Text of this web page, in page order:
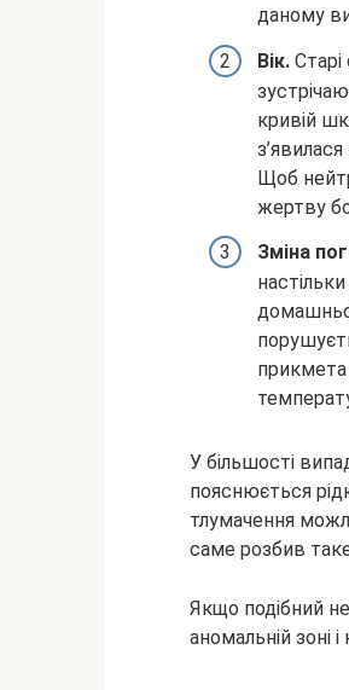
даному
Вік.
кривій
Щоб
жертву
Зміна
прикмета
У більшості
пояснюється
тлумачення
саме розбив
Якщо подібний
аномальній зоні